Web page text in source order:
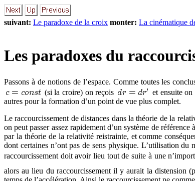
suivant: Le paradoxe de la croix monter: La cinématique
Les paradoxes du
Passons à de notions de l’espace. Comme toutes les
(si la croire) on reçois
et ensuite
autres pour la formation d’un point de vue plus complet.
Le raccourcissement de distances dans la théorie de la
on peut passer assez rapidement d’un système de
par la théorie de la relativité reistrainte, et comme
dont certaines n’ont pas de sens physique. L’utilisation
raccourcissement doit avoir lieu tout de suite à une
alors au lieu du raccourcissement il y aurait la distension